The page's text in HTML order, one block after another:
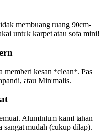
membuang ruang 90cm-
untuk karpet atau sofa mini!
memberi kesan *clean*. Pas
atau Minimalis.
Aluminium kami tahan
sangat mudah (cukup dilap).